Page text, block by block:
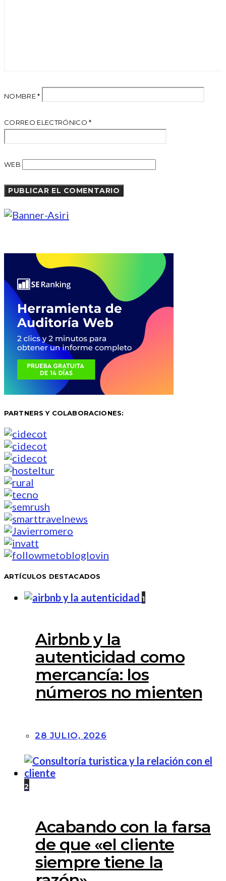
NOMBRE*
CORREO ELECTRÓNICO*
WEB
PARTNERS Y COLABORACIONES:
ARTÍCULOS DESTACADOS
1
Airbnb y la
autenticidad como
mercancía: los
números no mienten
28 JULIO, 2026
2
Acabando con la farsa
de que «el cliente
siempre tiene la